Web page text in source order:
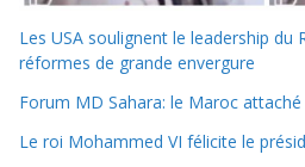
Les USA soulignent le leadership du
réformes de grande envergure
Forum MD Sahara: le Maroc
Le roi Mohammed VI félicite le